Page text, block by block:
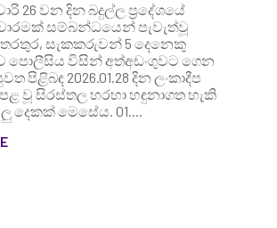
26 වන දින බදුල්ල ප්‍රදේශයේ
සම්බන්ධයෙන් පැවැත්වූ
සැකකරුවන් 5 දෙනෙකු
පොලීසිය විසින් අත්අඩංගුවට ගෙන
පිළිබඳ 2026.01.28 දින ලංකාදීප
වූ සිරස්තල හරහා හඳුනාගත හැකි
දෙකක් මෙසේය. 01....